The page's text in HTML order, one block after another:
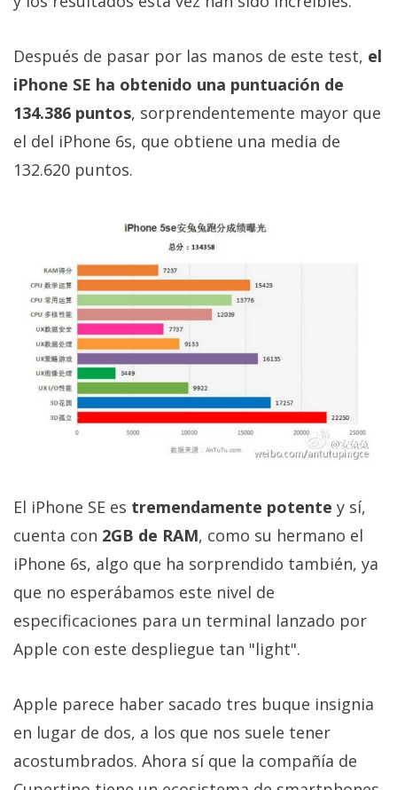
noticias sobre
móviles,
ordenadores,
apps,
videojuegos,
comparativas,
trucos y
tutoriales.
derechos
reservados .
Después de pasar por las manos de este test, el
iPhone SE ha obtenido una puntuación de
134.386 puntos, sorprendentemente mayor que
el del iPhone 6s, que obtiene una media de
132.620 puntos.
El iPhone SE es tremendamente potente y sí,
cuenta con 2GB de RAM, como su hermano el
iPhone 6s, algo que ha sorprendido también, ya
que no esperábamos este nivel de
especificaciones para un terminal lanzado por
Apple con este despliegue tan "light".
Apple parece haber sacado tres buque insignia
en lugar de dos, a los que nos suele tener
acostumbrados. Ahora sí que la compañía de